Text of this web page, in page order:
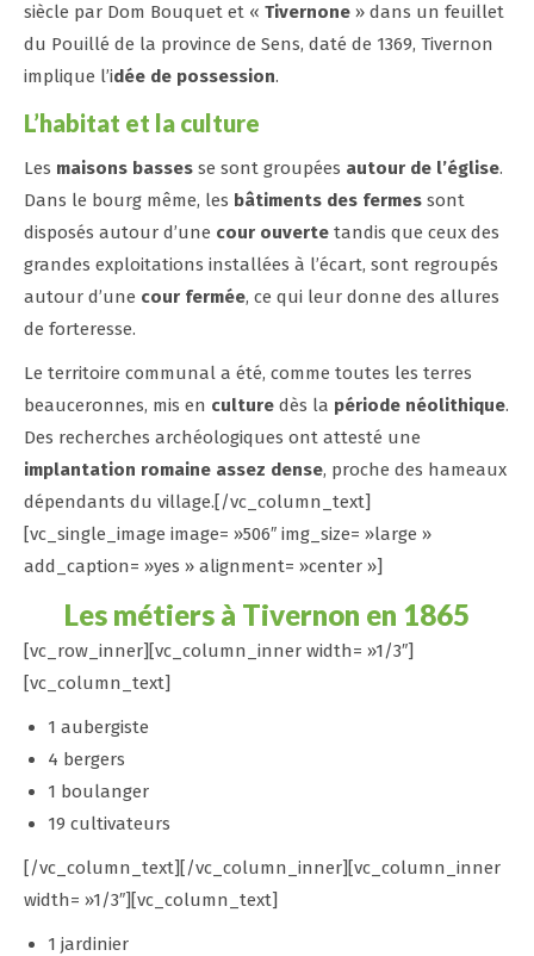
siècle par Dom Bouquet et « Tivernone » dans un feuillet
du Pouillé de la province de Sens, daté de 1369, Tivernon
implique l’idée de possession.
L’habitat et la culture
Les maisons basses se sont groupées autour de l’église.
Dans le bourg même, les bâtiments des fermes sont
disposés autour d’une cour ouverte tandis que ceux des
grandes exploitations installées à l’écart, sont regroupés
autour d’une cour fermée, ce qui leur donne des allures
de forteresse.
Le territoire communal a été, comme toutes les terres
beauceronnes, mis en culture dès la période néolithique.
Des recherches archéologiques ont attesté une
implantation romaine assez dense, proche des hameaux
dépendants du village.[/vc_column_text]
[vc_single_image image= »506″ img_size= »large »
add_caption= »yes » alignment= »center »]
Les métiers à Tivernon en 1865
[vc_row_inner][vc_column_inner width= »1/3″]
[vc_column_text]
1 aubergiste
4 bergers
1 boulanger
19 cultivateurs
[/vc_column_text][/vc_column_inner][vc_column_inner
width= »1/3″][vc_column_text]
1 jardinier